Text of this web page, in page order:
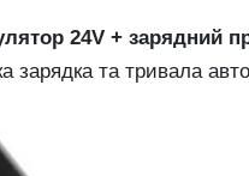
24V + зарядний
зарядка та тривала